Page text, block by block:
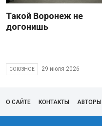
Такой Воронеж не
догонишь
СОЮЗНОЕ 29 июля 2026
О САЙТЕ КОНТАКТЫ АВТОРЫ